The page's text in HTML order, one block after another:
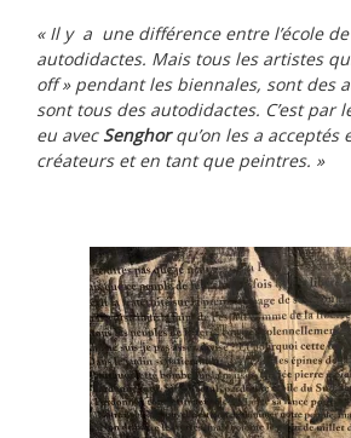
« Il y a une différence entre l’école de
autodidactes. Mais tous les artistes
off » pendant les biennales, sont des
sont tous des autodidactes. C’est par
eu avec Senghorqu’on les a acceptés
créateurs et en tant que peintres. »